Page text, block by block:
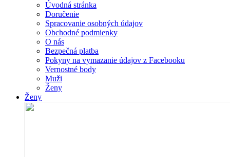
Úvodná stránka
Doručenie
Spracovanie osobných údajov
Obchodné podmienky
O nás
Bezpečná platba
Pokyny na vymazanie údajov z Facebooku
Vernostné body
Muži
Ženy
Ženy